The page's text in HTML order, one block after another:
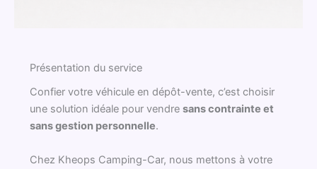
Présentation du service
Confier votre véhicule en dépôt-vente, c’est choisir
une solution idéale pour vendre sans contrainte et
sans gestion personnelle.
Chez Kheops Camping-Car, nous mettons à votre